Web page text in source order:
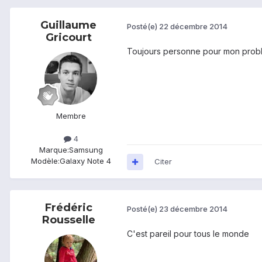
Guillaume
Gricourt
Membre
4
Marque:Samsung
Modèle:Galaxy Note 4
Posté(e) 22 décembre 2014
Toujours personne pour mon
Citer
Frédéric
Rousselle
Posté(e) 23 décembre 2014
C'est pareil pour tous le monde